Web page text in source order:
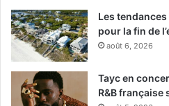
Les
pour la fin de
août 6, 2026
Tayc en
R&B française